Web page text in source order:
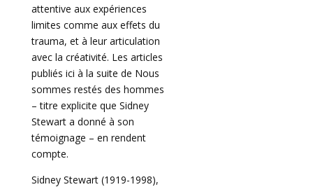
­attentive aux expériences
limites comme aux effets du
trauma, et à leur articulation
avec la créativité. Les articles
publiés ici à la suite de Nous
sommes restés des hommes
– titre explicite que Sidney
Stewart a donné à son
témoignage – en rendent
compte.
Sidney Stewart (1919-1998),